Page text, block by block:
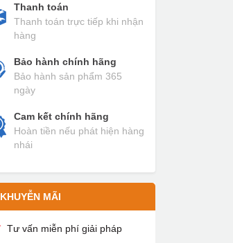
Thanh toán
Thanh toán trực tiếp khi nhận
hàng
Bảo hành chính hãng
Bảo hành sản phẩm 365
ngày
Cam kết chính hãng
Hoàn tiền nếu phát hiện hàng
nhái
KHUYỄN MÃI
Tư vấn miễn phí giải pháp